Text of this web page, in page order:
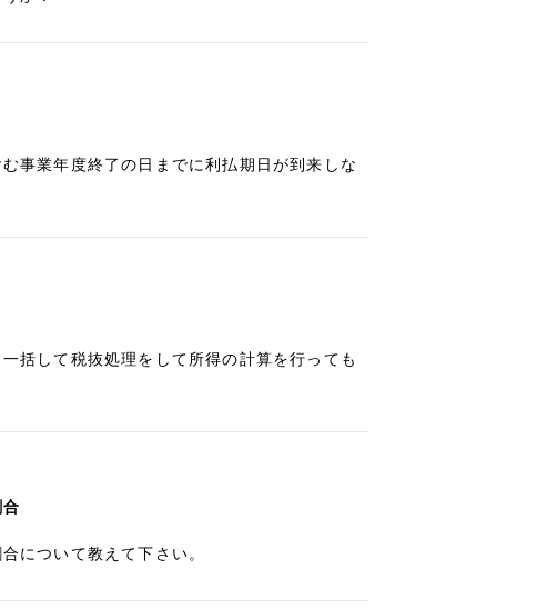
事業年度終了の日までに利払期日が到来しな
括して税抜処理をして所得の計算を行っても
について教えて下さい。